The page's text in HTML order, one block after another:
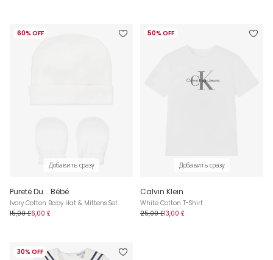
60% OFF
Добавить сразу
Pureté Du... Bébé
Ivory Cotton Baby Hat & Mittens Set
15,00 £6,00 £
50% OFF
Добавить сразу
Calvin Klein
White Cotton T-Shirt
25,00 £13,00 £
30% OFF